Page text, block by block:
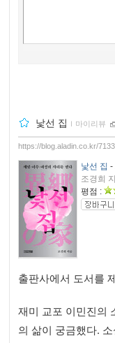
낯선 집 ｌ 마이리뷰
https://blog.aladin.co.kr/
낯선 집 -
조경희
평점 :
출판사에서 도서를
재미 교포 이민진의
의 삶이 궁금했다.